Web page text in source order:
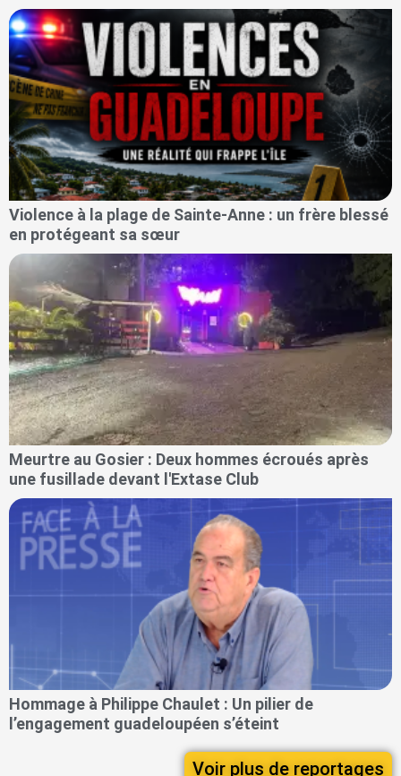
Violence à la plage de Sainte-Anne : un frère blessé
en protégeant sa sœur
Meurtre au Gosier : Deux hommes écroués après
une fusillade devant l'Extase Club
Hommage à Philippe Chaulet : Un pilier de
l’engagement guadeloupéen s’éteint
Voir plus de reportages